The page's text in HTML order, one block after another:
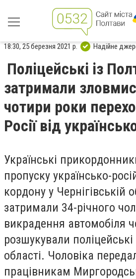
18:30, 25 березня 2021 р. Надійне
Поліцейські із
затримали
чотири роки
Росії від
Українські
пропуску українсько-
кордону у Чернігівській
затримали 34-річного
викрадення автомобіля
розшукували поліцейські
області. Чоловіка
працівникам